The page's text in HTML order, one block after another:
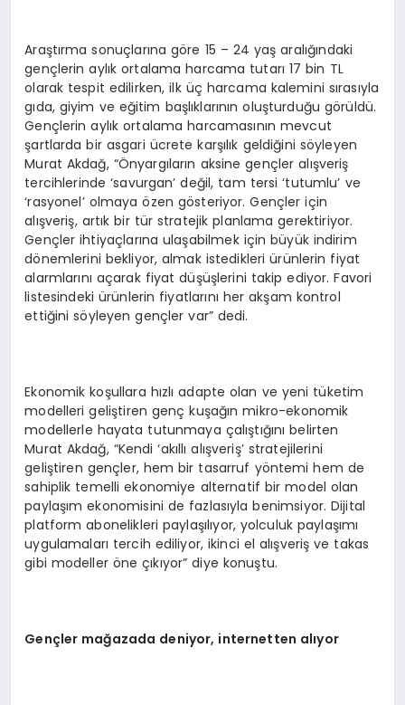
Araştırma sonuçlarına göre 15 – 24 yaş aralığındaki
gençlerin aylık ortalama harcama tutarı 17 bin TL
olarak tespit edilirken, ilk üç harcama kalemini sırasıyla
gıda, giyim ve eğitim başlıklarının oluşturduğu görüldü.
Gençlerin aylık ortalama harcamasının mevcut
şartlarda bir asgari ücrete karşılık geldiğini söyleyen
Murat Akdağ, “Önyargıların aksine gençler alışveriş
tercihlerinde ‘savurgan’ değil, tam tersi ‘tutumlu’ ve
‘rasyonel’ olmaya özen gösteriyor. Gençler için
alışveriş, artık bir tür stratejik planlama gerektiriyor.
Gençler ihtiyaçlarına ulaşabilmek için büyük indirim
dönemlerini bekliyor, almak istedikleri ürünlerin fiyat
alarmlarını açarak fiyat düşüşlerini takip ediyor. Favori
listesindeki ürünlerin fiyatlarını her akşam kontrol
ettiğini söyleyen gençler var” dedi.
Ekonomik koşullara hızlı adapte olan ve yeni tüketim
modelleri geliştiren genç kuşağın mikro-ekonomik
modellerle hayata tutunmaya çalıştığını belirten
Murat Akdağ, “Kendi ‘akıllı alışveriş’ stratejilerini
geliştiren gençler, hem bir tasarruf yöntemi hem de
sahiplik temelli ekonomiye alternatif bir model olan
paylaşım ekonomisini de fazlasıyla benimsiyor. Dijital
platform abonelikleri paylaşılıyor, yolculuk paylaşımı
uygulamaları tercih ediliyor, ikinci el alışveriş ve takas
gibi modeller öne çıkıyor” diye konuştu.
Gençler mağazada deniyor, internetten alıyor